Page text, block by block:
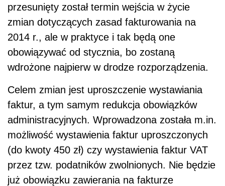
przesunięty został termin wejścia w życie
zmian dotyczących zasad fakturowania na
2014 r., ale w praktyce i tak będą one
obowiązywać od stycznia, bo zostaną
wdrożone najpierw w drodze rozporządzenia.
Celem zmian jest uproszczenie wystawiania
faktur, a tym samym redukcja obowiązków
administracyjnych. Wprowadzona została m.in.
możliwość wystawienia faktur uproszczonych
(do kwoty 450 zł) czy wystawienia faktur VAT
przez tzw. podatników zwolnionych. Nie będzie
już obowiązku zawierania na fakturze